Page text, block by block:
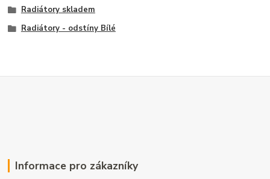
Radiátory skladem
Radiátory - odstíny Bílé
Informace pro zákazníky